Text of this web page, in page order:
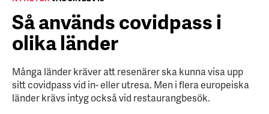
Så används covidpass i
olika länder
Många länder kräver att resenärer ska kunna visa upp
sitt covidpass vid in- eller utresa. Men i flera europeiska
länder krävs intyg också vid restaurangbesök.